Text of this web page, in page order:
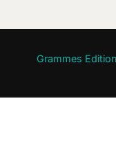
Grammes Edition